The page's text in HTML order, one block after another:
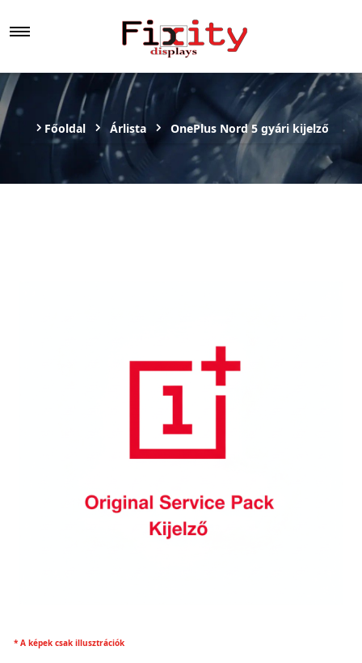
Főoldal Árlista OnePlus Nord 5 gyári kijelző
* A képek csak illusztrációk